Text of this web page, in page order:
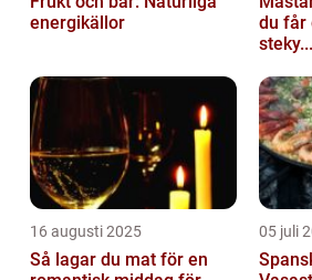
energikällor
du får
steky...
16 augusti 2025
Så lagar du mat för en
05 juli